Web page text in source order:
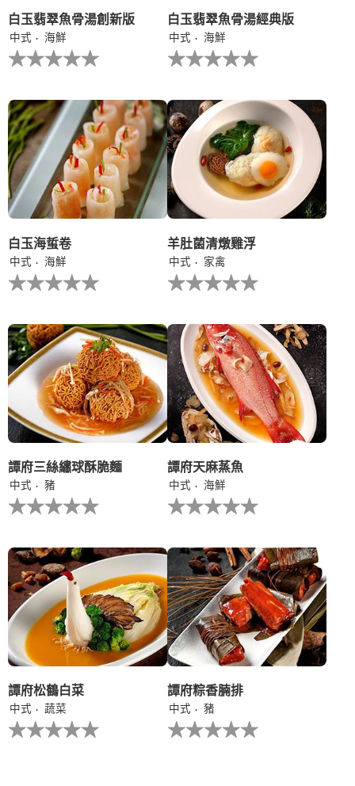
白玉翡翠魚骨湯創新版
中式
海鮮
没
有
个
recipe
提
交
评
级
白玉翡翠魚骨湯經典版
中式
海鮮
没
有
个
recipe
提
交
评
级
白玉海蜇卷
中式
海鮮
没
有
个
recipe
提
交
评
羊肚菌清燉雞浮
中式
家禽
没
有
个
recipe
提
交
评
级
譚府三絲繡球酥脆麵
中式
豬
没
有
个
recipe
提
交
评
级
譚府天麻蒸魚
中式
海鮮
没
有
个
recipe
提
交
评
级
譚府松鶴白菜
中式
蔬菜
没
有
譚府粽香腩排
中式
豬
没
有